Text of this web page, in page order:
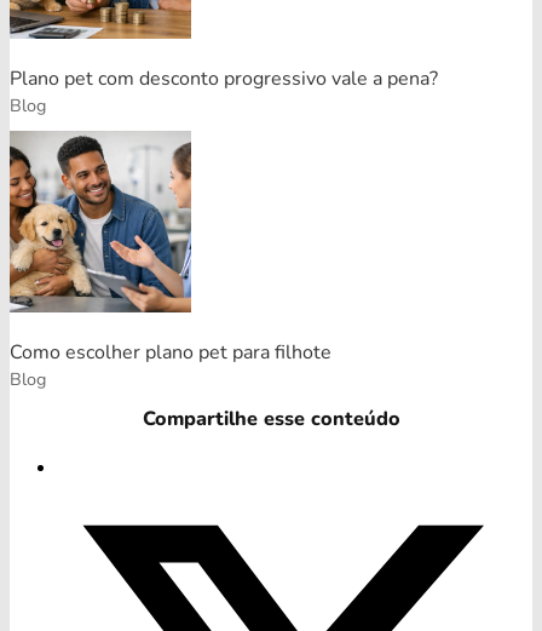
Plano pet com desconto progressivo vale a pena?
Blog
Como escolher plano pet para filhote
Blog
Compartilhe esse conteúdo